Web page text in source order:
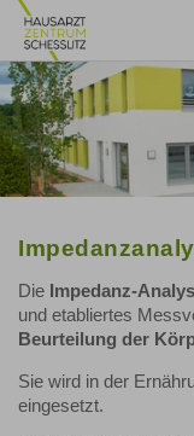
Previous
Die Impedanz-
und etabliertes
Beurteilung der
Sie wird in der
eingesetzt.